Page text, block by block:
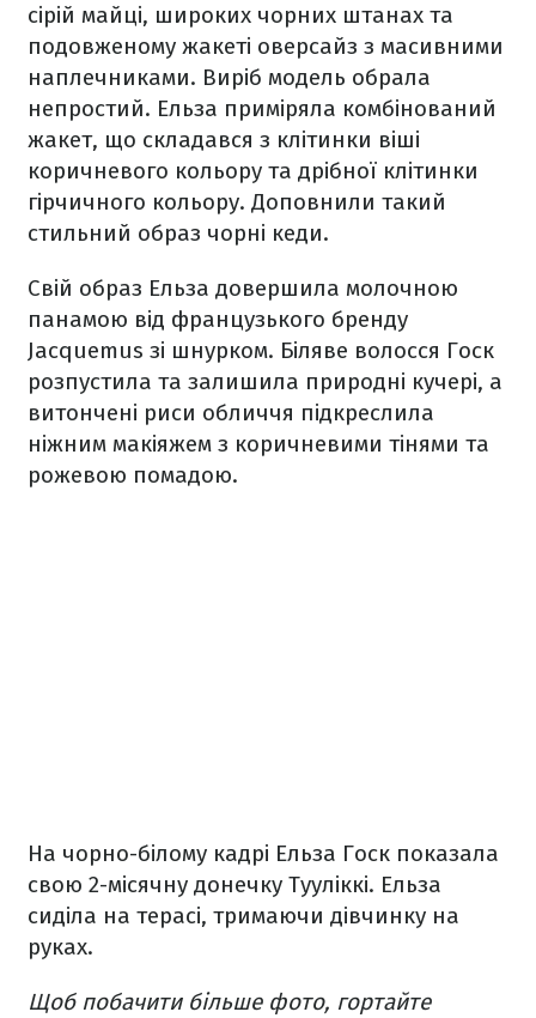
сірій майці, широких чорних штанах та
подовженому жакеті оверсайз з масивними
наплечниками. Виріб модель обрала
непростий. Ельза приміряла комбінований
жакет, що складався з клітинки віші
коричневого кольору та дрібної клітинки
гірчичного кольору. Доповнили такий
стильний образ чорні кеди.
Свій образ Ельза довершила молочною
панамою від французького бренду
Jacquemus зі шнурком. Біляве волосся Госк
розпустила та залишила природні кучері, а
витончені риси обличчя підкреслила
ніжним макіяжем з коричневими тінями та
рожевою помадою.
На чорно-білому кадрі Ельза Госк показала
свою 2-місячну донечку Тууліккі. Ельза
сиділа на терасі, тримаючи дівчинку на
руках.
Щоб побачити більше фото, гортайте